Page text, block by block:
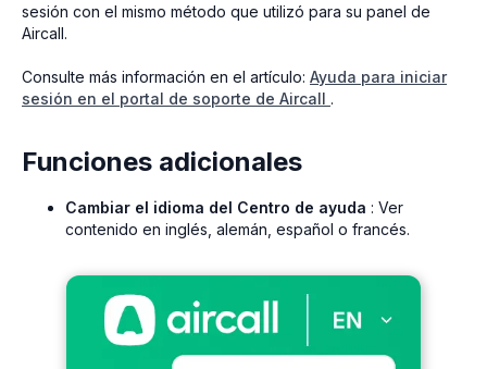
sesión con el mismo método que utilizó para su panel de
Aircall.
Consulte más información en el artículo: Ayuda para iniciar
sesión en el portal de soporte de Aircall .
Funciones adicionales
Cambiar el idioma del Centro de ayuda : Ver
contenido en inglés, alemán, español o francés.